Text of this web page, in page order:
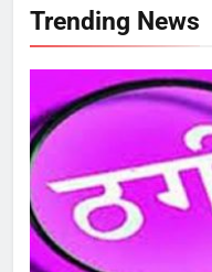
Trending News